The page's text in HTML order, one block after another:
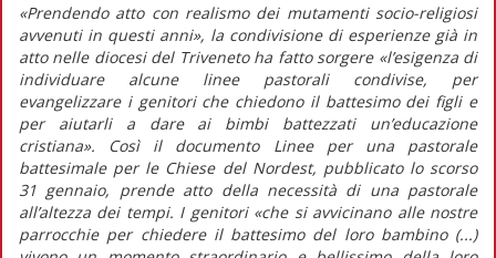
«Prendendo atto con realismo dei mutamenti socio-religiosi
avvenuti in questi anni», la condivisione di esperienze già in
atto nelle diocesi del Triveneto ha fatto sorgere «l’esigenza di
individuare alcune linee pastorali condivise, per
evangelizzare i genitori che chiedono il battesimo dei figli e
per aiutarli a dare ai bimbi battezzati un’educazione
cristiana». Così il documento Linee per una pastorale
battesimale per le Chiese del Nordest, pubblicato lo scorso
31 gennaio, prende atto della necessità di una pastorale
all’altezza dei tempi. I genitori «che si avvicinano alle nostre
parrocchie per chiedere il battesimo del loro bambino (...)